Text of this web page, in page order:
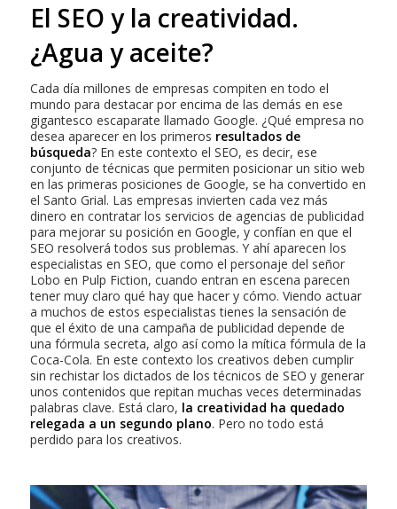
El SEO y la creatividad.
¿Agua y aceite?
Cada día millones de empresas compiten en todo el
mundo para destacar por encima de las demás en ese
gigantesco escaparate llamado Google. ¿Qué empresa no
desea aparecer en los primeros resultados de
búsqueda? En este contexto el SEO, es decir, ese
conjunto de técnicas que permiten posicionar un sitio web
en las primeras posiciones de Google, se ha convertido en
el Santo Grial. Las empresas invierten cada vez más
dinero en contratar los servicios de agencias de publicidad
para mejorar su posición en Google, y confían en que el
SEO resolverá todos sus problemas. Y ahí aparecen los
especialistas en SEO, que como el personaje del señor
Lobo en Pulp Fiction, cuando entran en escena parecen
tener muy claro qué hay que hacer y cómo. Viendo actuar
a muchos de estos especialistas tienes la sensación de
que el éxito de una campaña de publicidad depende de
una fórmula secreta, algo así como la mítica fórmula de la
Coca-Cola. En este contexto los creativos deben cumplir
sin rechistar los dictados de los técnicos de SEO y generar
unos contenidos que repitan muchas veces determinadas
palabras clave. Está claro, la creatividad ha quedado
relegada a un segundo plano. Pero no todo está
perdido para los creativos.